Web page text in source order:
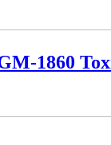
1860